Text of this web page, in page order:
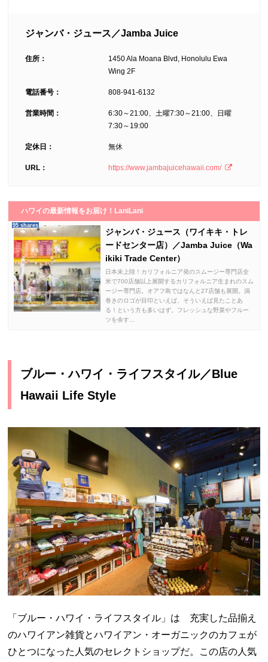
ジャンバ・ジュース／Jamba Juice
住所：
1450 Ala Moana Blvd, Honolulu Ewa
Wing 2F
電話番号： 808-941-6132
営業時間：
6:30～21:00、土曜7:30～21:00、日曜
7:30～19:00
定休日： 無休
URL： https://www.jambajuicehawaii.com/
ハワイの最新情報をお届け！LaniLani
95 shares
ジャンバ・ジュース（ワイキキ・トレ
ードセンター店）／Jamba Juice（Wa
ikiki Trade Center）
日本未上陸！カリフォルニア発のスムージー専門店全
米で700店舗以上展開するカリフォルニア生まれのスム
ージー専門店。オアフ島ではなんと27店舗も展開。渦
巻きのロゴが目印といえば、そういえば見たことあ
る！という方も多いはず。フレッシュな野菜やフルー
ツを余す...
ブルー・ハワイ・ライフスタイル／Blue
Hawaii Life Style
「ブルー・ハワイ・ライフスタイル」は 充実した品揃え
のハワイアン雑貨とハワイアン・オーガニックのカフェが
ひとつになった人気のセレクトショップだ。この店の人気